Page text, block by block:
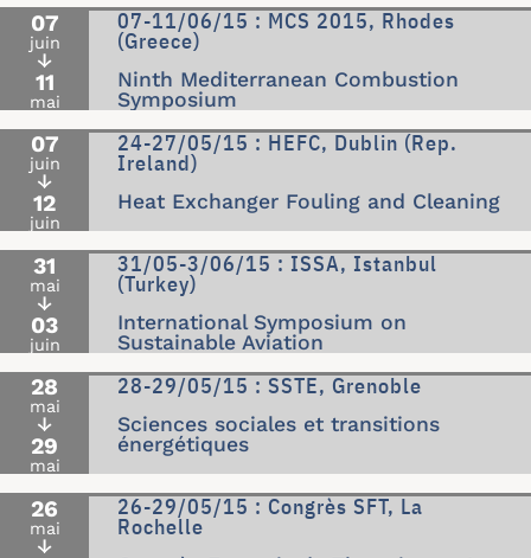
07
juin
↓
11
mai
07-11/06/15 : MCS 2015, Rhodes
(Greece)
Ninth Mediterranean Combustion
Symposium
07
juin
↓
12
juin
24-27/05/15 : HEFC, Dublin (Rep.
Ireland)
Heat Exchanger Fouling and Cleaning
31
mai
↓
03
juin
31/05-3/06/15 : ISSA, Istanbul
(Turkey)
International Symposium on
Sustainable Aviation
28
mai
↓
29
mai
28-29/05/15 : SSTE, Grenoble
Sciences sociales et transitions
énergétiques
26
mai
↓
26-29/05/15 : Congrès SFT, La
Rochelle